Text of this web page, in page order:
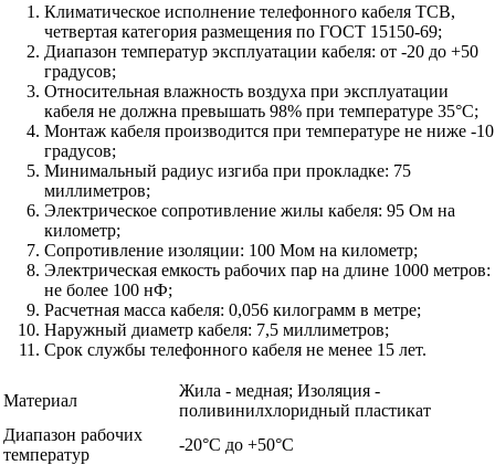
Климатическое исполнение телефонного кабеля ТСВ,
четвертая категория размещения по ГОСТ 15150-69;
Диапазон температур эксплуатации кабеля: от -20 до +50
градусов;
Относительная влажность воздуха при эксплуатации
кабеля не должна превышать 98% при температуре 35°С;
Монтаж кабеля производится при температуре не ниже -10
градусов;
Минимальный радиус изгиба при прокладке: 75
миллиметров;
Электрическое сопротивление жилы кабеля: 95 Ом на
километр;
Сопротивление изоляции: 100 Мом на километр;
Электрическая емкость рабочих пар на длине 1000 метров:
не более 100 нФ;
Расчетная масса кабеля: 0,056 килограмм в метре;
Наружный диаметр кабеля: 7,5 миллиметров;
Срок службы телефонного кабеля не менее 15 лет.
Материал
Жила - медная; Изоляция -
поливинилхлоридный пластикат
Диапазон рабочих
температур
-20°С до +50°С